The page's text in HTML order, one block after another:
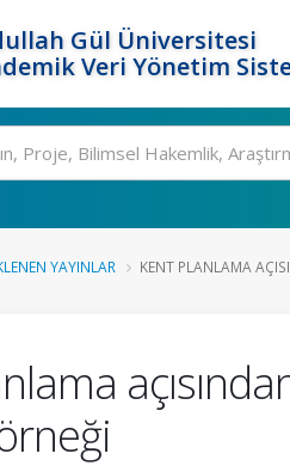
Gül Üniversitesi
Veri Yönetim
YAYINLAR KENT PLANLAMA